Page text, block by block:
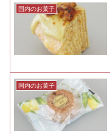
国内のお菓子
国内のお菓子